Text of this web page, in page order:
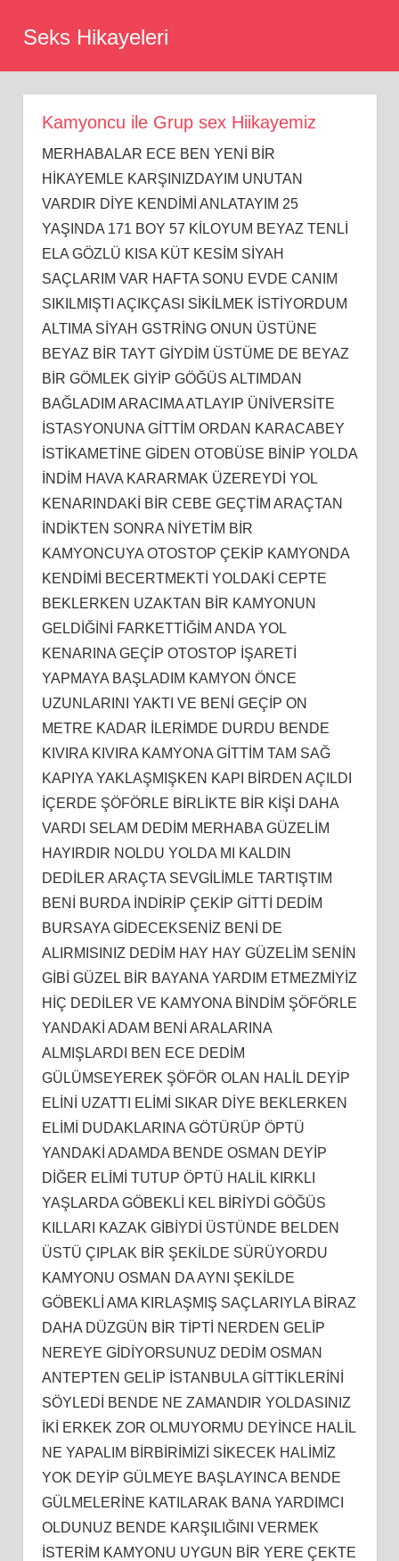
Seks Hikayeleri
Kamyoncu ile Grup sex Hiikayemiz
MERHABALAR ECE BEN YENİ BİR
HİKAYEMLE KARŞINIZDAYIM UNUTAN
VARDIR DİYE KENDİMİ ANLATAYIM 25
YAŞINDA 171 BOY 57 KİLOYUM BEYAZ TENLİ
ELA GÖZLÜ KISA KÜT KESİM SİYAH
SAÇLARIM VAR HAFTA SONU EVDE CANIM
SIKILMIŞTI AÇIKÇASI SİKİLMEK İSTİYORDUM
ALTIMA SİYAH GSTRİNG ONUN ÜSTÜNE
BEYAZ BİR TAYT GİYDİM ÜSTÜME DE BEYAZ
BİR GÖMLEK GİYİP GÖĞÜS ALTIMDAN
BAĞLADIM ARACIMA ATLAYIP ÜNİVERSİTE
İSTASYONUNA GİTTİM ORDAN KARACABEY
İSTİKAMETİNE GİDEN OTOBÜSE BİNİP YOLDA
İNDİM HAVA KARARMAK ÜZEREYDİ YOL
KENARINDAKİ BİR CEBE GEÇTİM ARAÇTAN
İNDİKTEN SONRA NİYETİM BİR
KAMYONCUYA OTOSTOP ÇEKİP KAMYONDA
KENDİMİ BECERTMEKTİ YOLDAKİ CEPTE
BEKLERKEN UZAKTAN BİR KAMYONUN
GELDİĞİNİ FARKETTİĞİM ANDA YOL
KENARINA GEÇİP OTOSTOP İŞARETİ
YAPMAYA BAŞLADIM KAMYON ÖNCE
UZUNLARINI YAKTI VE BENİ GEÇİP ON
METRE KADAR İLERİMDE DURDU BENDE
KIVIRA KIVIRA KAMYONA GİTTİM TAM SAĞ
KAPIYA YAKLAŞMIŞKEN KAPI BİRDEN AÇILDI
İÇERDE ŞÖFÖRLE BİRLİKTE BİR KİŞİ DAHA
VARDI SELAM DEDİM MERHABA GÜZELİM
HAYIRDIR NOLDU YOLDA MI KALDIN
DEDİLER ARAÇTA SEVGİLİMLE TARTIŞTIM
BENİ BURDA İNDİRİP ÇEKİP GİTTİ DEDİM
BURSAYA GİDECEKSENİZ BENİ DE
ALIRMISINIZ DEDİM HAY HAY GÜZELİM SENİN
GİBİ GÜZEL BİR BAYANA YARDIM ETMEZMİYİZ
HİÇ DEDİLER VE KAMYONA BİNDİM ŞÖFÖRLE
YANDAKİ ADAM BENİ ARALARINA
ALMIŞLARDI BEN ECE DEDİM
GÜLÜMSEYEREK ŞÖFÖR OLAN HALİL DEYİP
ELİNİ UZATTI ELİMİ SIKAR DİYE BEKLERKEN
ELİMİ DUDAKLARINA GÖTÜRÜP ÖPTÜ
YANDAKİ ADAMDA BENDE OSMAN DEYİP
DİĞER ELİMİ TUTUP ÖPTÜ HALİL KIRKLI
YAŞLARDA GÖBEKLİ KEL BİRİYDİ GÖĞÜS
KILLARI KAZAK GİBİYDİ ÜSTÜNDE BELDEN
ÜSTÜ ÇIPLAK BİR ŞEKİLDE SÜRÜYORDU
KAMYONU OSMAN DA AYNI ŞEKİLDE
GÖBEKLİ AMA KIRLAŞMIŞ SAÇLARIYLA BİRAZ
DAHA DÜZGÜN BİR TİPTİ NERDEN GELİP
NEREYE GİDİYORSUNUZ DEDİM OSMAN
ANTEPTEN GELİP İSTANBULA GİTTİKLERİNİ
SÖYLEDİ BENDE NE ZAMANDIR YOLDASINIZ
İKİ ERKEK ZOR OLMUYORMU DEYİNCE HALİL
NE YAPALIM BİRBİRİMİZİ SİKECEK HALİMİZ
YOK DEYİP GÜLMEYE BAŞLAYINCA BENDE
GÜLMELERİNE KATILARAK BANA YARDIMCI
OLDUNUZ BENDE KARŞILIĞINI VERMEK
İSTERİM KAMYONU UYGUN BİR YERE ÇEKTE